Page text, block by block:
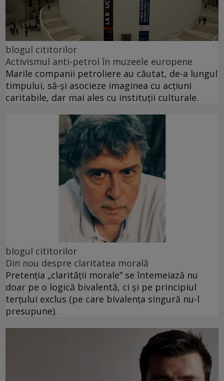
blogul cititorilor
Activismul anti-petrol în muzeele europene
Marile companii petroliere au căutat, de-a lungul
timpului, să-și asocieze imaginea cu acțiuni
caritabile, dar mai ales cu instituții culturale.
blogul cititorilor
Din nou despre claritatea morală
Pretenția „clarității morale” se întemeiază nu
doar pe o logică bivalentă, ci și pe principiul
terțului exclus (pe care bivalența singură nu-l
presupune).